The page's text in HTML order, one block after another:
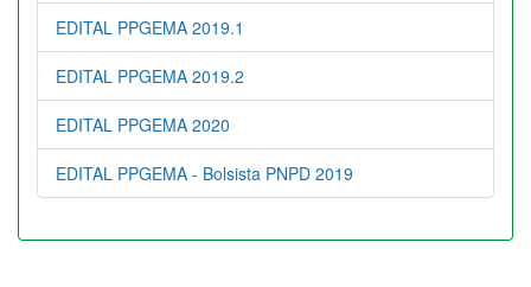
EDITAL PPGEMA 2019.1
EDITAL PPGEMA 2019.2
EDITAL PPGEMA 2020
EDITAL PPGEMA - Bolsista PNPD 2019